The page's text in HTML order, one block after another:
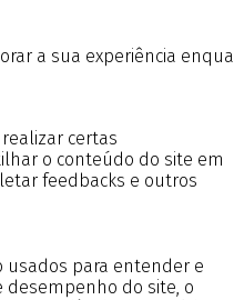
a sua experiência
certas
o conteúdo do site em
feedbacks e outros
usados para entender e
desempenho do site, o